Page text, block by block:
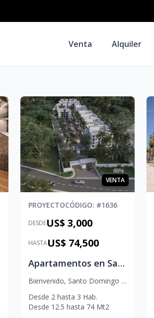
Venta Alquiler
VENTA
PROYECTOCÓDIGO: #1636
DESDEUS$ 3,000
HASTAUS$ 74,500
Apartamentos en Santo Domingo Oeste: Proyecto residencial moderno
Bienvenido, Santo Domingo Oeste
Desde 2 hasta 3 Hab.
Desde 12.5 hasta 74 Mt2